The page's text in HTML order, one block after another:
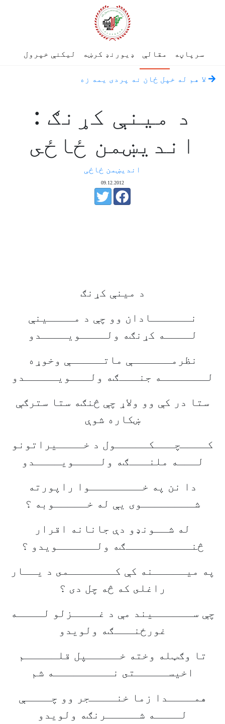
سرپاڼه مقالې ډیورنډ کرښه لیکنې خپرول
لا هم له خپل ځان نه پردى يمه زه
د مينې كړنګ :
انديښمن ځاځى
اندیښمن ځاځی
09.12.2012
د مينې کړنګ
نــــــادان وو چې د مــــينې
لــــه کړنګه ولــــويــــدو
نظرمــــــې ماتـــــې وخوړه
لـــــــه جنـــګه ولـــويـــــدو
ستا در کې وو ولاړ چې څنګه ستا سترګې
ښکاره شوې
کــــچـــکـــــول د خــــيراتونو
لـــه ملنـــګه ولــــويــــدو
دا نن په خــــــــوا راپورته
شــــــــوى يې له خـــــوبه ؟
له شــونډو دې جانانه اقرار
څنــــــــــګه ولــــــويدو ؟
په ميـــــنه کې کـــــــمى د يــار
راغلى که څه چل دى ؟
چې ســــــيند مې د غــــزلو لــــه
غورځنـــګه ولويدو
تا وګټله وخته خـــــپل قلـــــم
اخيســـــتى نـــــــــه شم
همــــدا زما خنــــجر وو چــــې
لــــه شـــــرنګه ولويدو